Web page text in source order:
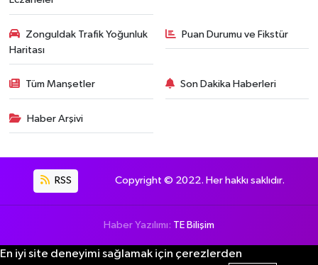
Zonguldak Trafik Yoğunluk
Haritası
Puan Durumu ve Fikstür
Tüm Manşetler Son Dakika Haberleri
Haber Arşivi
RSS Copyright © 2022. Her hakkı saklıdır.
Haber Yazılımı: TE Bilişim
En iyi site deneyimi sağlamak için çerezlerden